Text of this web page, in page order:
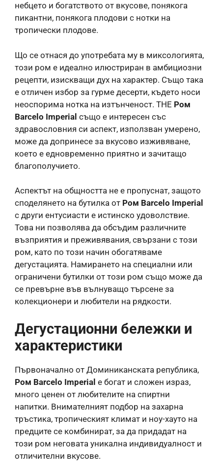
небцето и богатството от вкусове, понякога
пикантни, понякога плодови с нотки на
тропически плодове.
Що се отнася до употребата му в миксологията,
този ром е идеално илюстриран в амбициозни
рецепти, изискващи дух на характер. Също така
е отличен избор за гурме десерти, където носи
неоспорима нотка на изтънченост. THE Ром
Barcelo Imperial също е интересен със
здравословния си аспект, използван умерено,
може да допринесе за вкусово изживяване,
което е едновременно приятно и зачитащо
благополучието.
Аспектът на общността не е пропуснат, защото
споделянето на бутилка от Ром Barcelo Imperial
с други ентусиасти е истинско удоволствие.
Това ни позволява да обсъдим различните
възприятия и преживявания, свързани с този
ром, като по този начин обогатяваме
дегустацията. Намирането на специални или
ограничени бутилки от този ром също може да
се превърне във вълнуващо търсене за
колекционери и любители на рядкости.
Дегустационни бележки и
характеристики
Първоначално от Доминиканската република,
Ром Barcelo Imperial е богат и сложен израз,
много ценен от любителите на спиртни
напитки. Внимателният подбор на захарна
тръстика, тропическият климат и ноу-хауто на
предците се комбинират, за да придадат на
този ром неговата уникална индивидуалност и
отличителни вкусове.